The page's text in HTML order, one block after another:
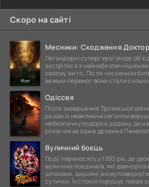
Скоро на сайті
Месники: Сходження
Легендарні супергерої знову
зустрітися з найнебезпечнішим
своєму житті. Після численних
важких перемог вони стали
Одіссея
Після завершення Троянської
разом із невеликим загоном
небезпечну подорож додому, де
років чекає вірна дружина
Вуличний боєць
Події переносять у 1993 рік, де
вуличних поєдинків, які давно
шляхами, змушені знову
сутичок. Їх спокій порушує поява